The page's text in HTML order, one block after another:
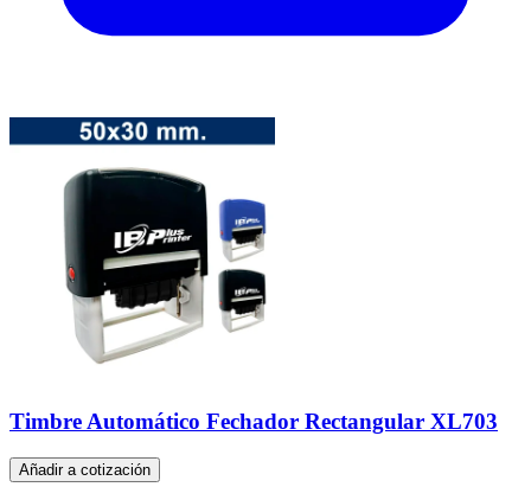
Timbre Automático Fechador Rectangular XL703
Añadir a cotización